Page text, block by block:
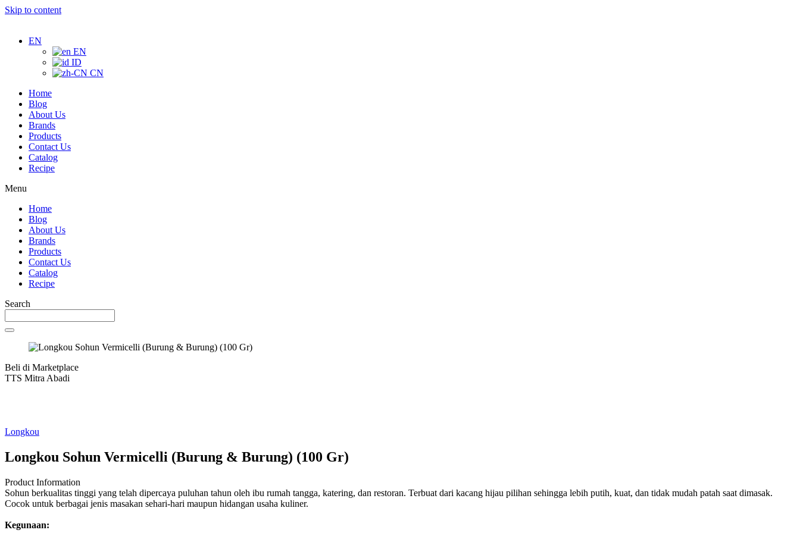
Skip to content
EN
EN
ID
CN
Home
Blog
About Us
Brands
Products
Contact Us
Catalog
Recipe
Menu
Home
Blog
About Us
Brands
Products
Contact Us
Catalog
Recipe
Search
Beli di Marketplace
TTS Mitra Abadi
Longkou
Longkou Sohun Vermicelli (Burung & Burung) (100 Gr)
Product Information
Sohun berkualitas tinggi yang telah dipercaya puluhan tahun oleh ibu rumah tangga, katering, dan restoran. Terbuat dari kacang hijau pilihan sehingga lebih putih, kuat, dan tidak mudah patah saat dimasak.
Cocok untuk berbagai jenis masakan sehari-hari maupun hidangan usaha kuliner.
Kegunaan: